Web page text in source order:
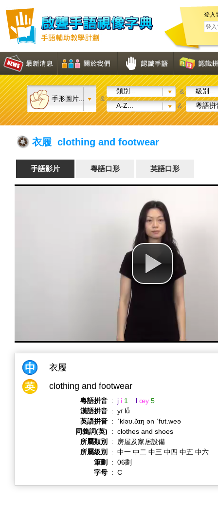
登入
手形圖片... &
類別... &
級別...
A-Z...
& 粵語拼
衣履 clothing and footwear
手語影片 粵語口形 英語口形
衣履
clothing and footwear
粵語拼音 : j i 1 l œy 5
漢語拼音 : yī lǚ
英語拼音 :
ˈkləʊ.ðɪŋ ən ˈfʊt.weə
同義詞(英)
: clothes and shoes
所屬類別
:
房屋及家居設備
所屬級別
: 中一 中二 中三 中四 中五 中六
筆劃
: 06劃
字母 : C